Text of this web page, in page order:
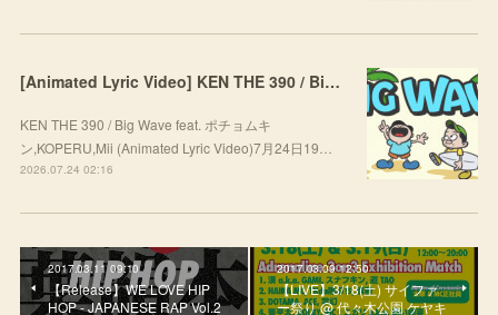
[Animated Lyric Video] KEN THE 390 / Big Wave feat. ポチョムキン,KOPERU,Mii
KEN THE 390 / Big Wave feat. ポチョムキ
ン,KOPERU,Mii (Animated Lyric Video)7月24日19…
2026.07.24 02:16
2017.03.11 09:10
【Release】WE LOVE HIP
HOP - JAPANESE RAP Vol.2
2017.03.09 12:50
【LIVE】3/18(土) サイファ
ー祭り @ 代々木公園 ケヤキ